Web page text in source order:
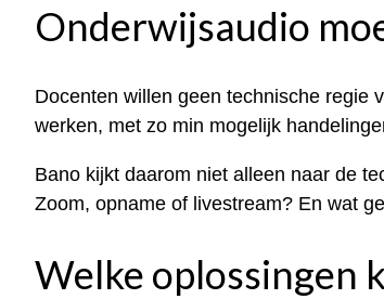
Onderwijsaudio
Docenten willen geen technische regie
werken, met zo min mogelijk
Bano kijkt daarom niet alleen naar de
Zoom, opname of livestream? En wat
Welke oplossingen